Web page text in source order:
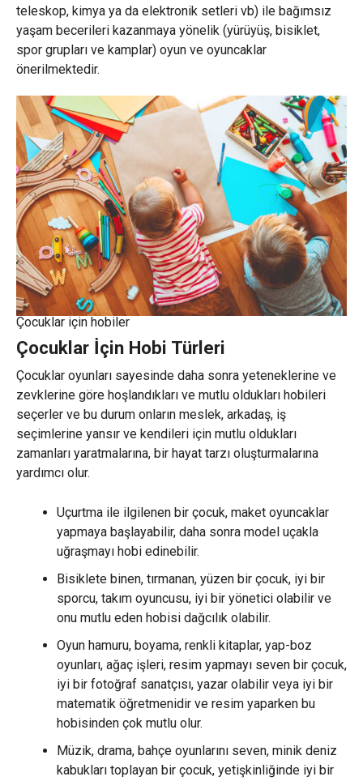
teleskop, kimya ya da elektronik setleri vb) ile bağımsız
yaşam becerileri kazanmaya yönelik (yürüyüş, bisiklet,
spor grupları ve kamplar) oyun ve oyuncaklar
önerilmektedir.
Çocuklar için hobiler
Çocuklar İçin Hobi Türleri
Çocuklar oyunları sayesinde daha sonra yeteneklerine ve
zevklerine göre hoşlandıkları ve mutlu oldukları hobileri
seçerler ve bu durum onların meslek, arkadaş, iş
seçimlerine yansır ve kendileri için mutlu oldukları
zamanları yaratmalarına, bir hayat tarzı oluşturmalarına
yardımcı olur.
Uçurtma ile ilgilenen bir çocuk, maket oyuncaklar
yapmaya başlayabilir, daha sonra model uçakla
uğraşmayı hobi edinebilir.
Bisiklete binen, tırmanan, yüzen bir çocuk, iyi bir
sporcu, takım oyuncusu, iyi bir yönetici olabilir ve
onu mutlu eden hobisi dağcılık olabilir.
Oyun hamuru, boyama, renkli kitaplar, yap-boz
oyunları, ağaç işleri, resim yapmayı seven bir çocuk,
iyi bir fotoğraf sanatçısı, yazar olabilir veya iyi bir
matematik öğretmenidir ve resim yaparken bu
hobisinden çok mutlu olur.
Müzik, drama, bahçe oyunlarını seven, minik deniz
kabukları toplayan bir çocuk, yetişkinliğinde iyi bir